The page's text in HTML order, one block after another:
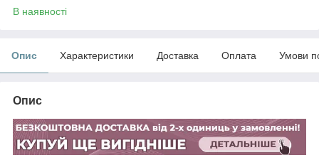
В наявності
Опис Характеристики Доставка Оплата Умови
Опис